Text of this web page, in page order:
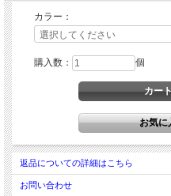
カラー：
購入数： 個
返品についての詳細はこちら
お問い合わせ